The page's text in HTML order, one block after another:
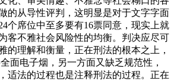
的从导性评判，这明显是对于文字字面
个席位中至多要有16票同意，现实上就
客不雅社会风险性的均衡。判决应尽可
的理解和衡量，正在刑法的根本之上，
面电子烟，另一方面又缺乏规范性，
适法的过程也是注释刑法的过程。正在